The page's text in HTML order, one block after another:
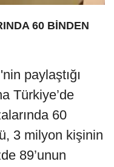
60 BİNDEN
paylaştığı
Türkiye’de
60
3 milyon kişinin
89’unun